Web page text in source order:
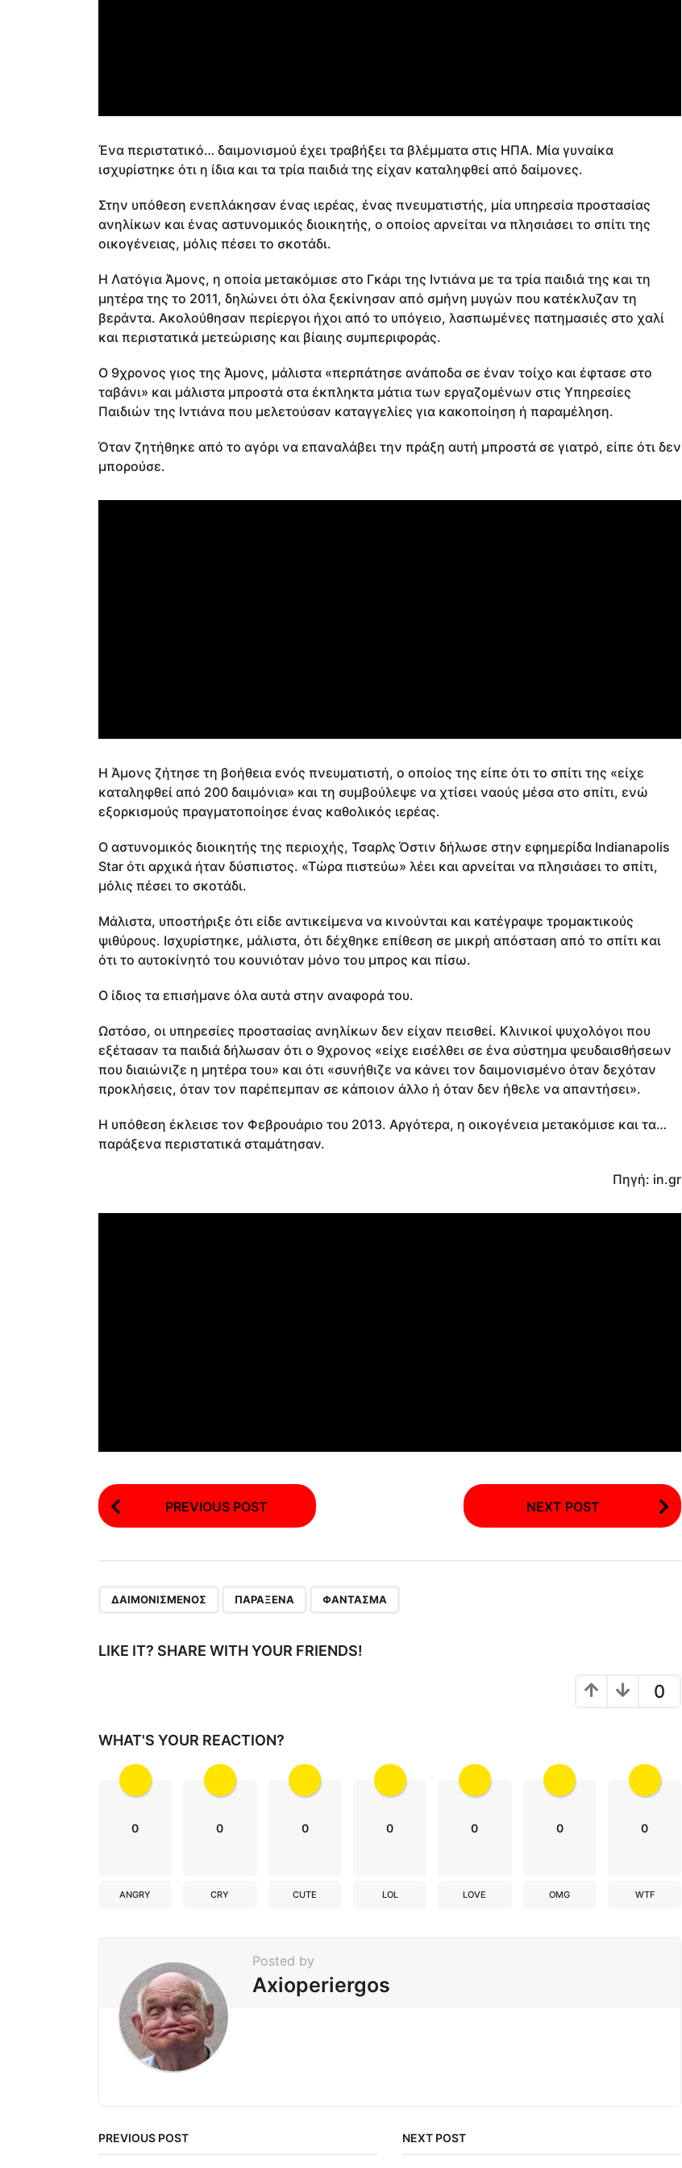
Ένα περιστατικό… δαιμονισμού έχει τραβήξει τα βλέμματα στις ΗΠΑ. Μία γυναίκα
ισχυρίστηκε ότι η ίδια και τα τρία παιδιά της είχαν καταληφθεί από δαίμονες.
Στην υπόθεση ενεπλάκησαν ένας ιερέας, ένας πνευματιστής, μία υπηρεσία προστασίας
ανηλίκων και ένας αστυνομικός διοικητής, ο οποίος αρνείται να πλησιάσει το σπίτι της
οικογένειας, μόλις πέσει το σκοτάδι.
Η Λατόγια Άμονς, η οποία μετακόμισε στο Γκάρι της Ιντιάνα με τα τρία παιδιά της και τη
μητέρα της το 2011, δηλώνει ότι όλα ξεκίνησαν από σμήνη μυγών που κατέκλυζαν τη
βεράντα. Ακολούθησαν περίεργοι ήχοι από το υπόγειο, λασπωμένες πατημασιές στο χαλί
και περιστατικά μετεώρισης και βίαιης συμπεριφοράς.
Ο 9χρονος γιος της Άμονς, μάλιστα «περπάτησε ανάποδα σε έναν τοίχο και έφτασε στο
ταβάνι» και μάλιστα μπροστά στα έκπληκτα μάτια των εργαζομένων στις Υπηρεσίες
Παιδιών της Ιντιάνα που μελετούσαν καταγγελίες για κακοποίηση ή παραμέληση.
Όταν ζητήθηκε από το αγόρι να επαναλάβει την πράξη αυτή μπροστά σε γιατρό, είπε ότι δεν
μπορούσε.
Η Άμονς ζήτησε τη βοήθεια ενός πνευματιστή, ο οποίος της είπε ότι το σπίτι της «είχε
καταληφθεί από 200 δαιμόνια» και τη συμβούλεψε να χτίσει ναούς μέσα στο σπίτι, ενώ
εξορκισμούς πραγματοποίησε ένας καθολικός ιερέας.
Ο αστυνομικός διοικητής της περιοχής, Τσαρλς Όστιν δήλωσε στην εφημερίδα Indianapolis
Star ότι αρχικά ήταν δύσπιστος. «Τώρα πιστεύω» λέει και αρνείται να πλησιάσει το σπίτι,
μόλις πέσει το σκοτάδι.
Μάλιστα, υποστήριξε ότι είδε αντικείμενα να κινούνται και κατέγραψε τρομακτικούς
ψιθύρους. Ισχυρίστηκε, μάλιστα, ότι δέχθηκε επίθεση σε μικρή απόσταση από το σπίτι και
ότι το αυτοκίνητό του κουνιόταν μόνο του μπρος και πίσω.
Ο ίδιος τα επισήμανε όλα αυτά στην αναφορά του.
Ωστόσο, οι υπηρεσίες προστασίας ανηλίκων δεν είχαν πεισθεί. Κλινικοί ψυχολόγοι που
εξέτασαν τα παιδιά δήλωσαν ότι ο 9χρονος «είχε εισέλθει σε ένα σύστημα ψευδαισθήσεων
που διαιώνιζε η μητέρα του» και ότι «συνήθιζε να κάνει τον δαιμονισμένο όταν δεχόταν
προκλήσεις, όταν τον παρέπεμπαν σε κάποιον άλλο ή όταν δεν ήθελε να απαντήσει».
Η υπόθεση έκλεισε τον Φεβρουάριο του 2013. Αργότερα, η οικογένεια μετακόμισε και τα…
παράξενα περιστατικά σταμάτησαν.
Πηγή: in.gr
P
o
P
g
a
t
PREVIOUS POST NEXT POST
ΔΑΙΜΟΝΙΣΜΈΝΟΣ ΠΑΡΆΞΕΝΑ ΦΆΝΤΑΣΜΑ
LIKE IT? SHARE WITH YOUR FRIENDS!
0
WHAT'S YOUR REACTION?
0
ANGRY
0
CRY
0
CUTE
0
LOL
0
LOVE
0
OMG
0
WTF
Posted by
Axioperiergos
PREVIOUS POST NEXT POST